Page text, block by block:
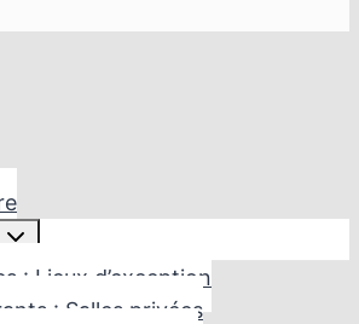
Ouvrir/fermer
menu
: Lieux d’exception
: Salles privées